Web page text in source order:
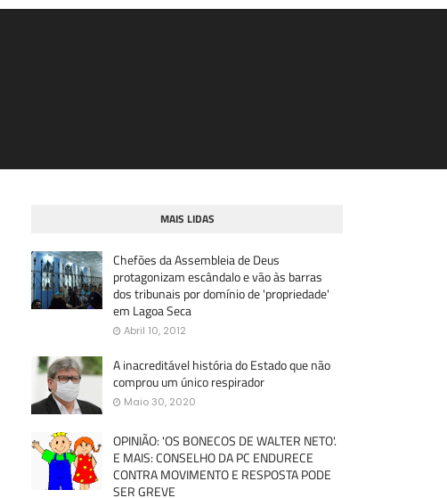
MAIS LIDAS
Chefões da Assembleia de Deus
protagonizam escândalo e vão às barras
dos tribunais por domínio de 'propriedade'
em Lagoa Seca
Abril 10, 2012
A inacreditável história do Estado que não
comprou um único respirador
Maio 30, 2020
OPINIÃO: 'OS BONECOS DE WALTER NETO'.
E MAIS: CONSELHO DA PC ENDURECE
CONTRA MOVIMENTO E RESPOSTA PODE
SER GREVE